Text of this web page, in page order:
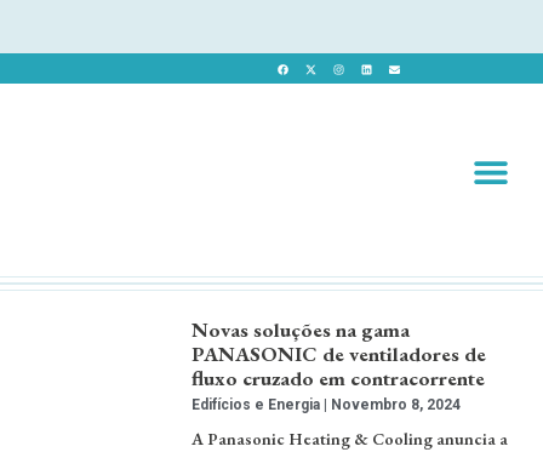
Novas soluções na gama
PANASONIC de ventiladores de
fluxo cruzado em contracorrente
Edifícios e Energia Novembro 8, 2024
A Panasonic Heating & Cooling anuncia a